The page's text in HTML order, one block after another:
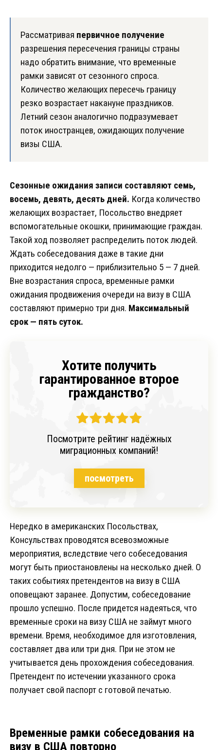
Рассматривая первичное получение
разрешения пересечения границы страны
надо обратить внимание, что временные
рамки зависят от сезонного спроса.
Количество желающих пересечь границу
резко возрастает накануне праздников.
Летний сезон аналогично подразумевает
поток иностранцев, ожидающих получение
визы США.
Сезонные ожидания записи составляют семь,
восемь, девять, десять дней. Когда количество
желающих возрастает, Посольство внедряет
вспомогательные окошки, принимающие граждан.
Такой ход позволяет распределить поток людей.
Ждать собеседования даже в такие дни
приходится недолго — приблизительно 5 — 7 дней.
Вне возрастания спроса, временные рамки
ожидания продвижения очереди на визу в США
составляют примерно три дня. Максимальный
срок — пять суток.
Хотите получить
гарантированное второе
гражданство?
Посмотрите рейтинг надёжных
миграционных компаний!
посмотреть
Нередко в американских Посольствах,
Консульствах проводятся всевозможные
мероприятия, вследствие чего собеседования
могут быть приостановлены на несколько дней. О
таких событиях претендентов на визу в США
оповещают заранее. Допустим, собеседование
прошло успешно. После придется надеяться, что
временные сроки на визу США не займут много
времени. Время, необходимое для изготовления,
составляет два или три дня. При не этом не
учитывается день прохождения собеседования.
Претендент по истечении указанного срока
получает свой паспорт с готовой печатью.
Временные рамки собеседования на
визу в США повторно